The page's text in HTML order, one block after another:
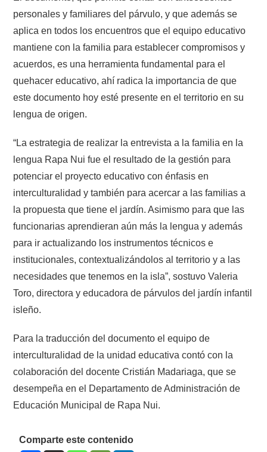
personales y familiares del párvulo, y que además se
aplica en todos los encuentros que el equipo educativo
mantiene con la familia para establecer compromisos y
acuerdos, es una herramienta fundamental para el
quehacer educativo, ahí radica la importancia de que
este documento hoy esté presente en el territorio en su
lengua de origen.
“La estrategia de realizar la entrevista a la familia en la
lengua Rapa Nui fue el resultado de la gestión para
potenciar el proyecto educativo con énfasis en
interculturalidad y también para acercar a las familias a
la propuesta que tiene el jardín. Asimismo para que las
funcionarias aprendieran aún más la lengua y además
para ir actualizando los instrumentos técnicos e
institucionales, contextualizándolos al territorio y a las
necesidades que tenemos en la isla”, sostuvo Valeria
Toro, directora y educadora de párvulos del jardín infantil
isleño.
Para la traducción del documento el equipo de
interculturalidad de la unidad educativa contó con la
colaboración del docente Cristián Madariaga, que se
desempeña en el Departamento de Administración de
Educación Municipal de Rapa Nui.
Comparte este contenido